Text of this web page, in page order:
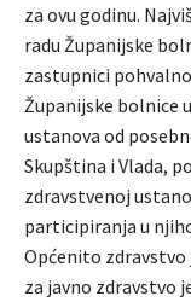
za ovu godinu.
radu Županijske
zastupnici
Županijske bolnice
ustanova od
Skupština i Vlada,
zdravstvenoj
participiranja u
Općenito
za javno zdravstvo